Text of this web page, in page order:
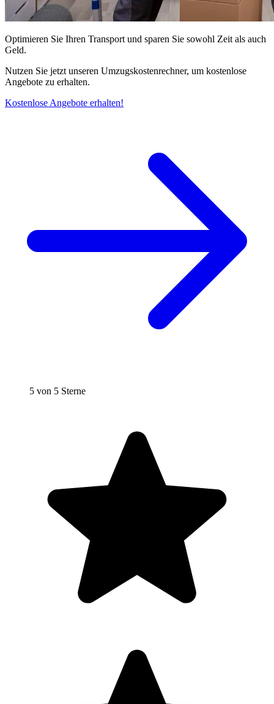
Optimieren Sie Ihren Transport und sparen Sie sowohl Zeit als auch
Geld.
Nutzen Sie jetzt unseren Umzugskostenrechner, um kostenlose
Angebote zu erhalten.
Kostenlose Angebote erhalten!
5 von 5 Sterne